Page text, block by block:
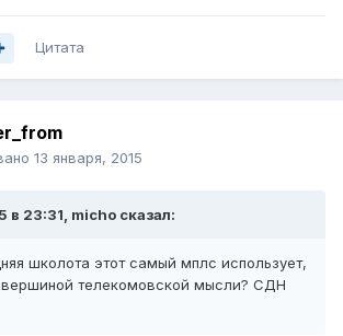
Цитата
13 января, 2015
в 23:31, micho сказал:
школота этот самый мплс использует,
вершиной телекомовской мысли? СДН